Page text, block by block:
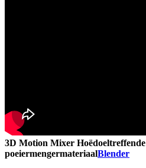
3D Motion Mixer Hoëdoeltreffende
poeiermengermateriaalBlender